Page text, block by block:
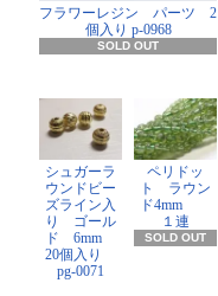
フラワーレジン パーツ 2
個入り p-0968
SOLD OUT
シュガーラ
ウンドビー
ズライン入
り ゴール
ド 6mm
20個入り
pg-0071
ペリドッ
ト ラウン
ド4mm
１連
SOLD OUT